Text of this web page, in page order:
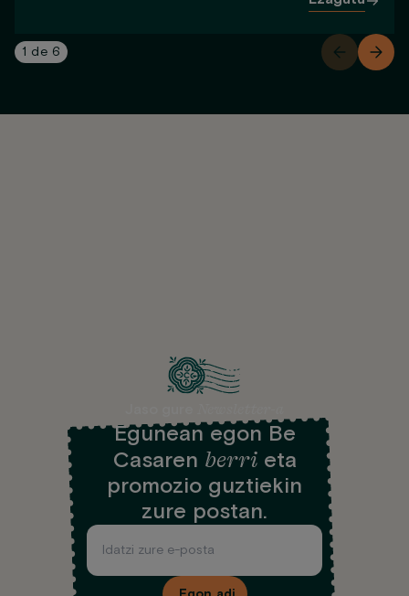
1 de 6
Egunean egon Be
Casaren berrieta
promozio guztiekin
zure postan.